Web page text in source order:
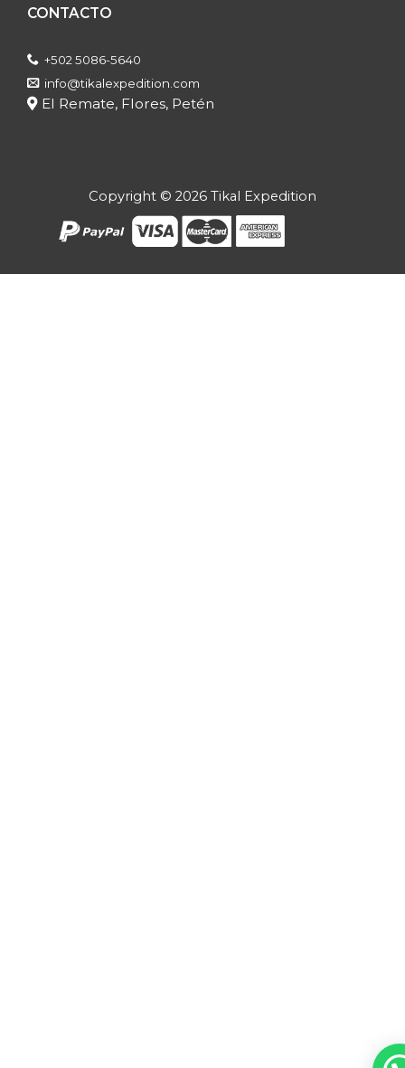
CONTACTO
+502 5086-5640
info@tikalexpedition.com
El Remate, Flores, Petén
Copyright © 2026 Tikal Expedition